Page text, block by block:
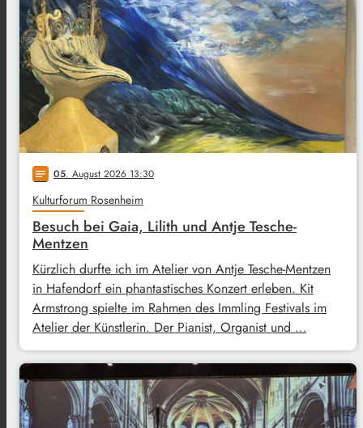
notes 05. August 2026 13:30
Kulturforum Rosenheim
Besuch bei Gaia, Lilith und Antje Tesche-
Mentzen
Kürzlich durfte ich im Atelier von Antje Tesche-Mentzen
in Hafendorf ein phantastisches Konzert erleben. Kit
Armstrong spielte im Rahmen des Immling Festivals im
Atelier der Künstlerin. Der Pianist, Organist und …